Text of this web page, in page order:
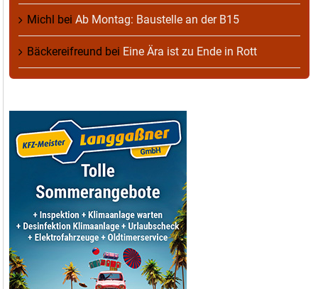
Michl bei Ab Montag: Baustelle an der B15
Bäckereifreund bei Eine Ära ist zu Ende in Rott